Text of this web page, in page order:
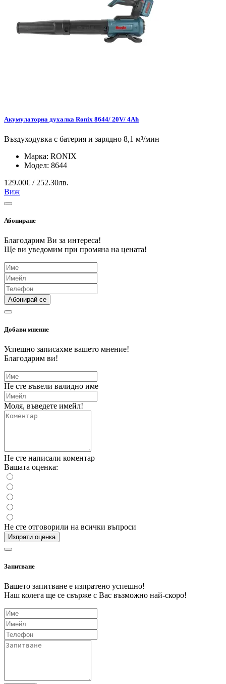
Акумулаторна духалка Ronix 8644/ 20V/ 4Ah
Въздуходувка с батерия и зарядно 8,1 м³/мин
Марка: RONIX
Модел: 8644
129.00€ / 252.30лв.
Виж
Абониране
Благодарим Ви за интереса!
Ще ви уведомим при промяна на цената!
Абонирай се
Добави мнение
Успешно записахме вашето мнение!
Благодарим ви!
Не сте въвели валидно име
Моля, въведете имейл!
Не сте написали коментар
Вашата оценка:
Не сте отговорили на всички въпроси
Изпрати оценка
Запитване
Вашето запитване е изпратено успешно!
Наш колега ще се свърже с Вас възможно най-скоро!